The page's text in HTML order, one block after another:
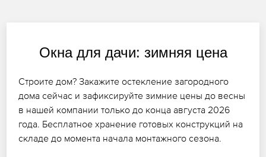
Окна для дачи: зимняя цена
Строите дом? Закажите остекление загородного
дома сейчас и зафиксируйте зимние цены до весны
в нашей компании только до конца августа 2026
года. Бесплатное хранение готовых конструкций на
складе до момента начала монтажного сезона.